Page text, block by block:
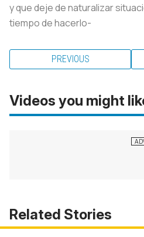
y que deje de naturalizar
tiempo de hacerlo-
PREVIOUS
Videos you might
Related Stories